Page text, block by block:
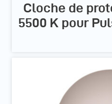
Cloche de
5500 K pour